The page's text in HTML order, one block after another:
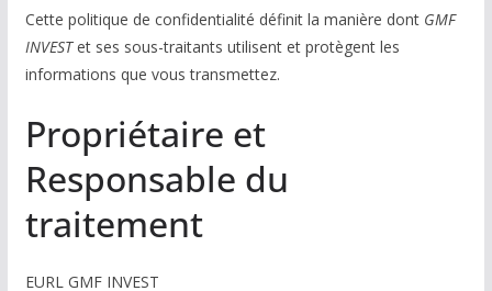
Cette politique de confidentialité définit la manière dont GMF
INVESTet ses sous-traitants utilisent et protègent les
informations que vous transmettez.
Propriétaire et
Responsable du
traitement
EURL GMF INVEST